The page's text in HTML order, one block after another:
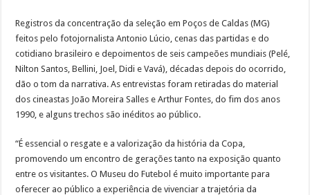
Registros da concentração da seleção em Poços de Caldas (MG)
feitos pelo fotojornalista Antonio Lúcio, cenas das partidas e do
cotidiano brasileiro e depoimentos de seis campeões mundiais (Pelé,
Nilton Santos, Bellini, Joel, Didi e Vavá), décadas depois do ocorrido,
dão o tom da narrativa. As entrevistas foram retiradas do material
dos cineastas João Moreira Salles e Arthur Fontes, do fim dos anos
1990, e alguns trechos são inéditos ao público.
“É essencial o resgate e a valorização da história da Copa,
promovendo um encontro de gerações tanto na exposição quanto
entre os visitantes. O Museu do Futebol é muito importante para
oferecer ao público a experiência de vivenciar a trajetória da